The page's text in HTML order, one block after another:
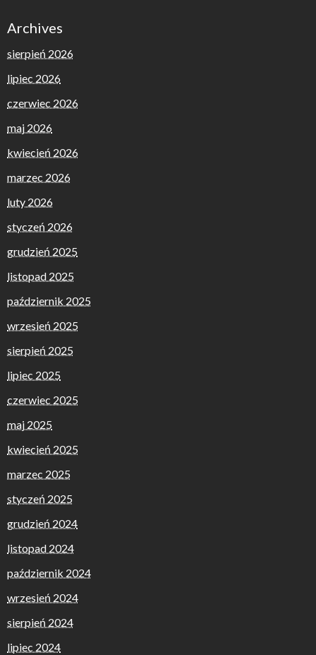
Archives
sierpień 2026
lipiec 2026
czerwiec 2026
maj 2026
kwiecień 2026
marzec 2026
luty 2026
styczeń 2026
grudzień 2025
listopad 2025
październik 2025
wrzesień 2025
sierpień 2025
lipiec 2025
czerwiec 2025
maj 2025
kwiecień 2025
marzec 2025
styczeń 2025
grudzień 2024
listopad 2024
październik 2024
wrzesień 2024
sierpień 2024
lipiec 2024